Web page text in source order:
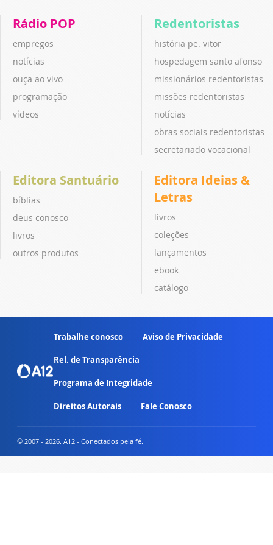
Rádio POP
empregos
notícias
ouça ao vivo
programação
vídeos
Redentoristas
história pe. vitor
hospedagem santo afonso
missionários redentoristas
missões redentoristas
notícias
obras sociais redentoristas
secretariado vocacional
Editora Santuário
bíblias
deus conosco
livros
outros produtos
Editora Ideias &
Letras
livros
coleções
lançamentos
ebook
catálogo
Trabalhe conosco Aviso de Privacidade
Rel. de Transparência
Programa de Integridade
Direitos Autorais Fale Conosco
© 2007 - 2026. A12 - Conectados pela fé.